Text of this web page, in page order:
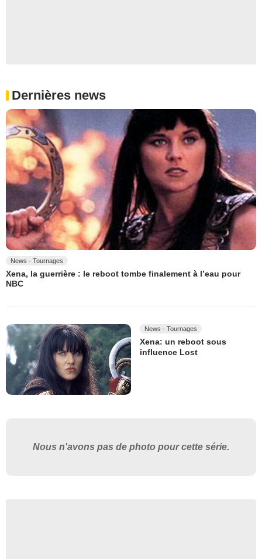
Dernières news
News - Tournages
Xena, la guerrière : le reboot tombe finalement à l’eau pour
NBC
News - Tournages
Xena: un reboot sous
influence Lost
Nous n'avons pas de photo pour cette série.